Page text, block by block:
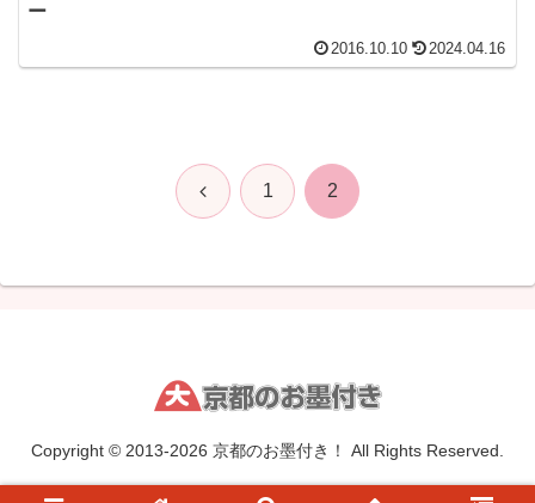
ー
2016.10.10 2024.04.16
前 1 2
Copyright © 2013-2026 京都のお墨付き！ All Rights Reserved.